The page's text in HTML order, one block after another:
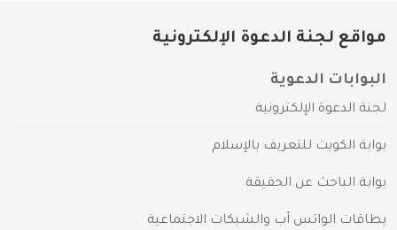
مواقع لجنة الدعوة الإلكترونية
البوابات الدعوية
لجنة الدعوة الإلكترونية
بوابة الكويت للتعريف بالإسلام
بوابة الباحث عن الحقيقة
بطاقات الواتس آب والشبكات الاجتماعية